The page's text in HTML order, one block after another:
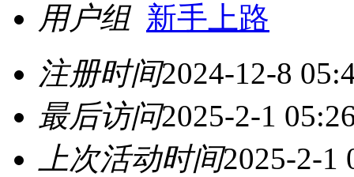
用户组 新手上路
注册时间2024-12-8
最后访问2025-2-1
上次活动时间2025-2-1